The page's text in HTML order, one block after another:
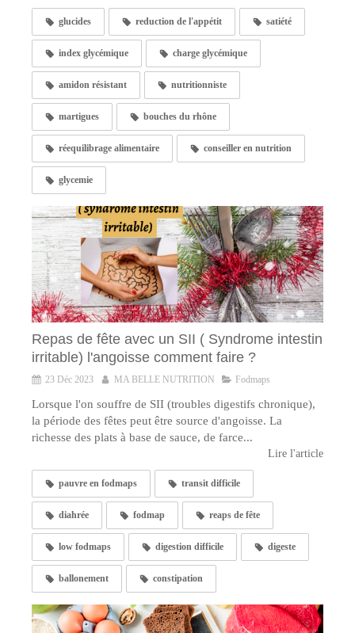
glucides reduction de l'appétit satiété
index glycémique charge glycémique
amidon résistant nutritionniste
martigues bouches du rhône
réequilibrage alimentaire conseiller en nutrition
glycemie
Repas de fête avec un SII ( Syndrome intestin
irritable) l'angoisse comment faire ?
23 Déc 2023 MA BELLE NUTRITION Fodmaps
Lorsque l'on souffre de SII (troubles digestifs chronique),
la période des fêtes peut être source d'angoisse. La
richesse des plats à base de sauce, de farce...
Lire l'article
pauvre en fodmaps transit difficile
diahrée fodmap reaps de fête
low fodmaps digestion difficile digeste
ballonement constipation